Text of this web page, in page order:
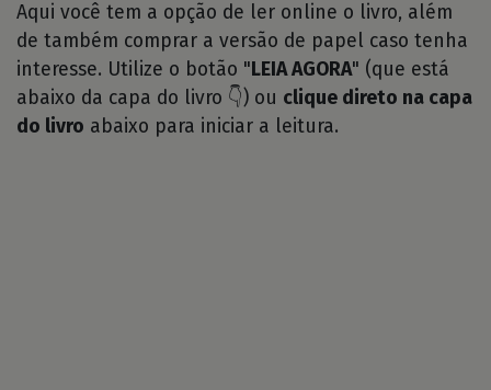
Aqui você tem a opção de ler online o livro, além
de também comprar a versão de papel caso tenha
interesse. Utilize o botão " LEIA AGORA" (que está
abaixo da capa do livro 👇) ou clique direto na capa
do livro abaixo para iniciar a leitura.